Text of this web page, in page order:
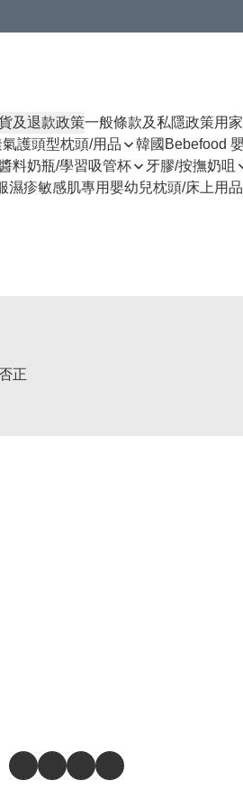
及退款政策一般條款及私隱政策用
護頭型枕頭/用品 韓國Bebefood
料奶瓶/學習吸管杯 牙膠/按撫奶咀
濕疹敏感肌專用嬰幼兒枕頭/床上用品
正